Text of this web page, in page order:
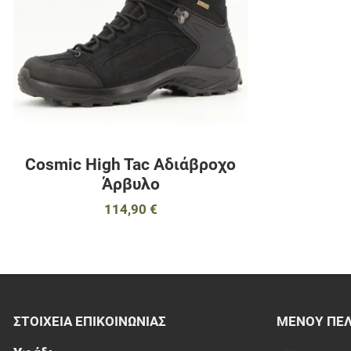
Cosmic High Tac Αδιάβροχο
Άρβυλο
114,90 €
ΣΤΟΙΧΕΊΑ EΠΙΚΟΙΝΩΝΊΑΣ ΜΕΝΟΎ